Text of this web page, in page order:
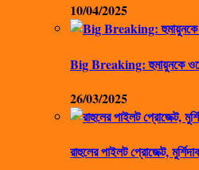
10/04/2025
Big Breaking: হুমায়ুনকে
26/03/2025
রাহুলের পাইলট প্রোজেক্ট,